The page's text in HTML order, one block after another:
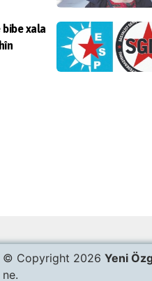
bibe xala
© Copyright 2026 Yeni
ne.